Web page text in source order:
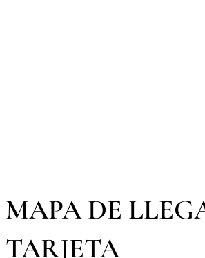
MAPA DE
TARJETA